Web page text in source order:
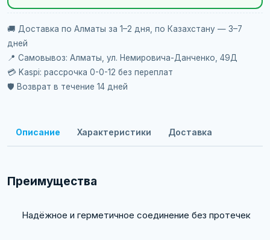
🚚 Доставка по Алматы за 1–2 дня, по Казахстану — 3–7
дней
📍 Самовывоз: Алматы, ул. Немировича-Данченко, 49Д
💳 Kaspi: рассрочка 0-0-12 без переплат
🛡️ Возврат в течение 14 дней
Описание Характеристики Доставка
Преимущества
Надёжное и герметичное соединение без протечек